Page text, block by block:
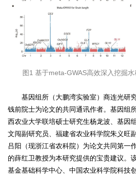
图1 基于meta-GWAS高效深入挖掘
基因组所（大鹏湾实验室）商连光研
钱前院士为论文的共同通讯作者。基因组
西农业大学联培硕士研究生杨龙波、基因
文闯副研究员、福建省农业科学院朱义旺
吕阳（现浙江省农科院）为论文共同第一
的薛红卫教授为本研究提供的宝贵建议。
基金基础科学中心、中国农业科学院科技